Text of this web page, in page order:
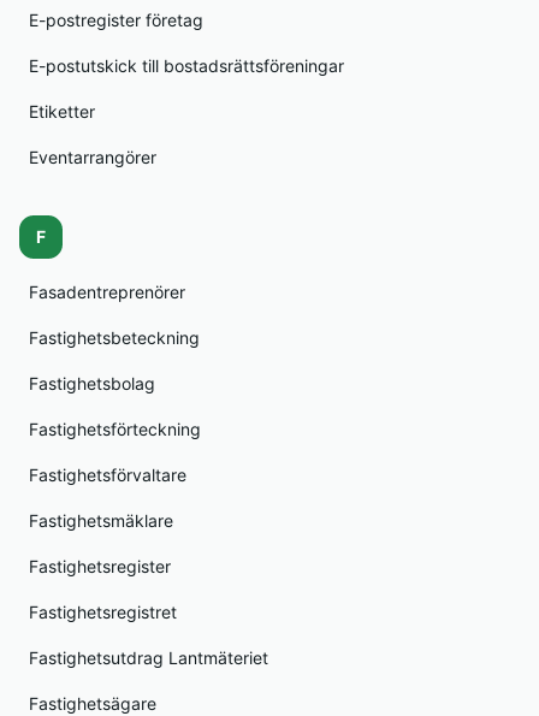
E-postregister företag
E-postutskick till bostadsrättsföreningar
Etiketter
Eventarrangörer
F
Fasadentreprenörer
Fastighetsbeteckning
Fastighetsbolag
Fastighetsförteckning
Fastighetsförvaltare
Fastighetsmäklare
Fastighetsregister
Fastighetsregistret
Fastighetsutdrag Lantmäteriet
Fastighetsägare